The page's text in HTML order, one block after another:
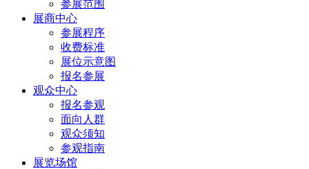
参展范围
展商中心
参展程序
收费标准
展位示意图
报名参展
观众中心
报名参观
面向人群
观众须知
参观指南
展览场馆